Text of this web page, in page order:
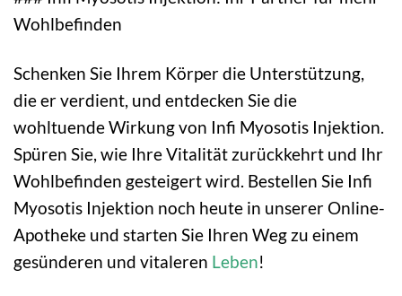
Wohlbefinden
Schenken Sie Ihrem Körper die Unterstützung,
die er verdient, und entdecken Sie die
wohltuende Wirkung von Infi Myosotis Injektion.
Spüren Sie, wie Ihre Vitalität zurückkehrt und Ihr
Wohlbefinden gesteigert wird. Bestellen Sie Infi
Myosotis Injektion noch heute in unserer Online-
Apotheke und starten Sie Ihren Weg zu einem
gesünderen und vitaleren Leben!